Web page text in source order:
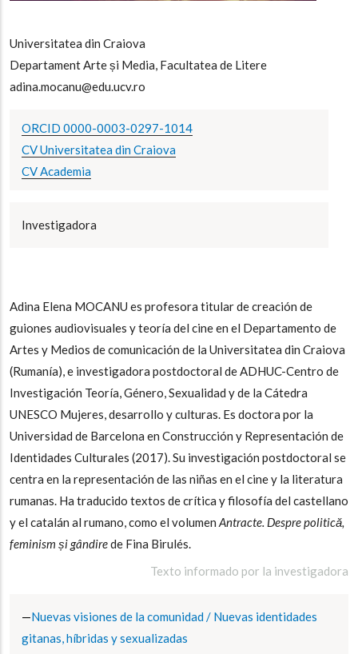
Universitatea din Craiova
Departament Arte și Media, Facultatea de Litere
adina.mocanu@edu.ucv.ro
ORCID 0000-0003-0297-1014
CV Universitatea din Craiova
CV Academia
Investigadora
Adina Elena MOCANU es profesora titular de creación de
guiones audiovisuales y teoría del cine en el Departamento de
Artes y Medios de comunicación de la Universitatea din Craiova
(Rumanía), e investigadora postdoctoral de ADHUC-Centro de
Investigación Teoría, Género, Sexualidad y de la Cátedra
UNESCO Mujeres, desarrollo y culturas. Es doctora por la
Universidad de Barcelona en Construcción y Representación de
Identidades Culturales (2017). Su investigación postdoctoral se
centra en la representación de las niñas en el cine y la literatura
rumanas. Ha traducido textos de crítica y filosofía del castellano
y el catalán al rumano, como el volumen Antracte. Despre politică,
feminism și gândirede Fina Birulés.
Texto informado por la investigadora
Nuevas visiones de la comunidad / Nuevas identidades
gitanas, híbridas y sexualizadas